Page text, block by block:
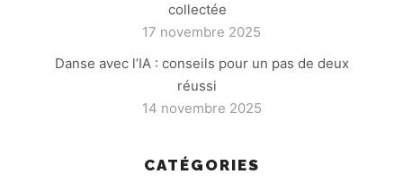
collectée
17 novembre 2025
Danse avec l’IA : conseils pour un pas de deux
réussi
14 novembre 2025
CATÉGORIES